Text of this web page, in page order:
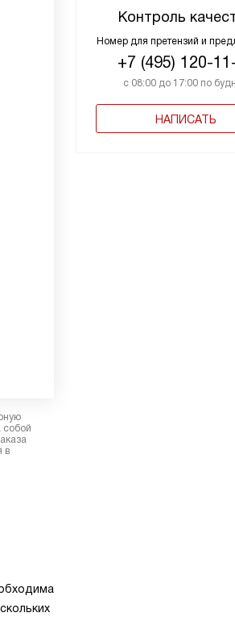
Контроль
Номер для претензий и
+7 (495) 120-
с 08:00 до 17:00 по
НАПИСАТЬ
собой
в